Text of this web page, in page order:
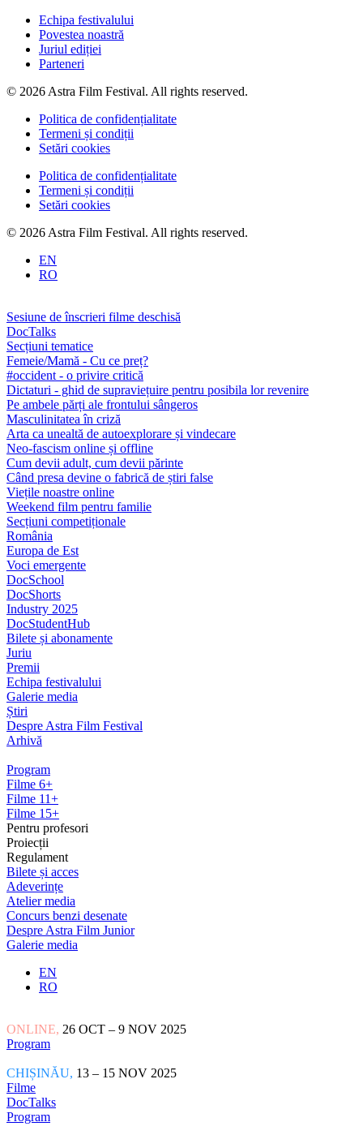
Echipa festivalului
Povestea noastră
Juriul ediției
Parteneri
© 2026 Astra Film Festival. All rights reserved.
Politica de confidențialitate
Termeni și condiții
Setări cookies
Politica de confidențialitate
Termeni și condiții
Setări cookies
© 2026 Astra Film Festival. All rights reserved.
EN
RO
Sesiune de înscrieri filme deschisă
DocTalks
Secțiuni tematice
Femeie/Mamă - Cu ce preț?
#occident - o privire critică
Dictaturi - ghid de supraviețuire pentru posibila lor revenire
Pe ambele părți ale frontului sângeros
Masculinitatea în criză
Arta ca unealtă de autoexplorare și vindecare
Neo-fascism online și offline
Cum devii adult, cum devii părinte
Când presa devine o fabrică de știri false
Viețile noastre online
Weekend film pentru familie
Secțiuni competiționale
România
Europa de Est
Voci emergente
DocSchool
DocShorts
Industry 2025
DocStudentHub
Bilete și abonamente
Juriu
Premii
Echipa festivalului
Galerie media
Știri
Despre Astra Film Festival
Arhivă
Program
Filme 6+
Filme 11+
Filme 15+
Pentru profesori
Proiecții
Regulament
Bilete și acces
Adeverințe
Atelier media
Concurs benzi desenate
Despre Astra Film Junior
Galerie media
EN
RO
ONLINE, 26 OCT – 9 NOV 2025
Program
CHIȘINĂU, 13 – 15 NOV 2025
Filme
DocTalks
Program